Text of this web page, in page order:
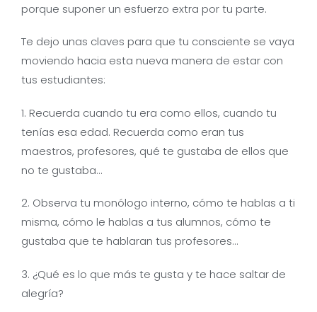
porque suponer un esfuerzo extra por tu parte.
Te dejo unas claves para que tu consciente se vaya
moviendo hacia esta nueva manera de estar con
tus estudiantes:
1. Recuerda cuando tu era como ellos, cuando tu
tenías esa edad. Recuerda como eran tus
maestros, profesores, qué te gustaba de ellos que
no te gustaba…
2. Observa tu monólogo interno, cómo te hablas a ti
misma, cómo le hablas a tus alumnos, cómo te
gustaba que te hablaran tus profesores…
3. ¿Qué es lo que más te gusta y te hace saltar de
alegría?